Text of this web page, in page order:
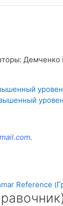
.
Reference